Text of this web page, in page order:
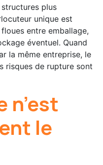
plus
unique est
entre emballage,
éventuel. Quand
la même entreprise, le
risques de rupture sont
n’est
le